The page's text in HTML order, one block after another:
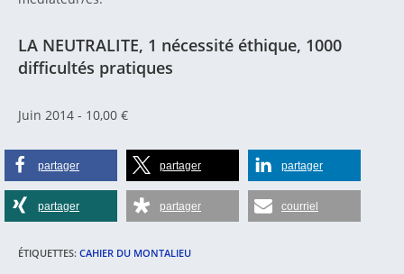
LA NEUTRALITE, 1 nécessité éthique, 1000
difficultés pratiques
Juin 2014 - 10,00 €
partager partager partager
partager partager courriel
ÉTIQUETTES: CAHIER DU MONTALIEU